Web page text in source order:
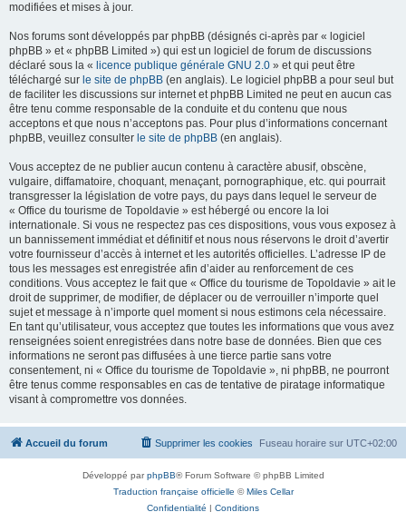
modifiées et mises à jour.
Nos forums sont développés par phpBB (désignés ci-après par « logiciel
phpBB » et « phpBB Limited ») qui est un logiciel de forum de discussions
déclaré sous la « licence publique générale GNU 2.0 » et qui peut être
téléchargé sur le site de phpBB (en anglais). Le logiciel phpBB a pour seul but
de faciliter les discussions sur internet et phpBB Limited ne peut en aucun cas
être tenu comme responsable de la conduite et du contenu que nous
acceptons et que nous n’acceptons pas. Pour plus d’informations concernant
phpBB, veuillez consulter le site de phpBB (en anglais).
Vous acceptez de ne publier aucun contenu à caractère abusif, obscène,
vulgaire, diffamatoire, choquant, menaçant, pornographique, etc. qui pourrait
transgresser la législation de votre pays, du pays dans lequel le serveur de
« Office du tourisme de Topoldavie » est hébergé ou encore la loi
internationale. Si vous ne respectez pas ces dispositions, vous vous exposez à
un bannissement immédiat et définitif et nous nous réservons le droit d’avertir
votre fournisseur d’accès à internet et les autorités officielles. L’adresse IP de
tous les messages est enregistrée afin d’aider au renforcement de ces
conditions. Vous acceptez le fait que « Office du tourisme de Topoldavie » ait le
droit de supprimer, de modifier, de déplacer ou de verrouiller n’importe quel
sujet et message à n’importe quel moment si nous estimons cela nécessaire.
En tant qu’utilisateur, vous acceptez que toutes les informations que vous avez
renseignées soient enregistrées dans notre base de données. Bien que ces
informations ne seront pas diffusées à une tierce partie sans votre
consentement, ni « Office du tourisme de Topoldavie », ni phpBB, ne pourront
être tenus comme responsables en cas de tentative de piratage informatique
visant à compromettre vos données.
Accueil du forum Fuseau horaire sur UTC+02:00
Supprimer les cookies
Développé parphpBB® Forum Software © phpBB Limited
Traduction française officielle ©Miles Cellar
Confidentialité | Conditions